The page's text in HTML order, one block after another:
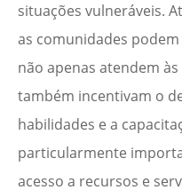
situações vulneráveis.
as comunidades
não apenas atendem
também incentivam o
habilidades e a
particularmente
acesso a recursos e